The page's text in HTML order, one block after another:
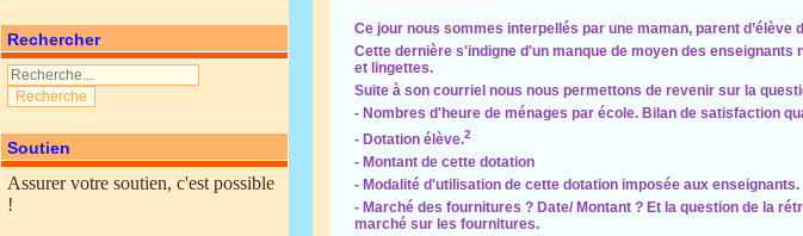
Rechercher
Soutien
Assurer votre soutien, c'est possible
!
Ce jour nous sommes interpellés par une maman, parent d’élève
Cette dernière s'indigne d'un manque de moyen des
et lingettes.
Suite à son courriel nous nous permettons de revenir sur la
- Nombres d'heure de ménages par école. Bilan de satisfaction
- Dotation élève.2
- Montant de cette dotation
- Modalité d'utilisation de cette dotation imposée aux enseignants.
- Marché des fournitures ? Date/ Montant ? Et la question de la
marché sur les fournitures.